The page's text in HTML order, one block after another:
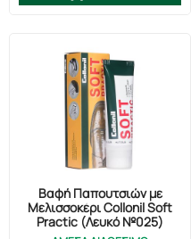
Βαφή Παπουτσιών με
Μελισσοκέρι Collonil Soft
Practic (Λευκό №025)